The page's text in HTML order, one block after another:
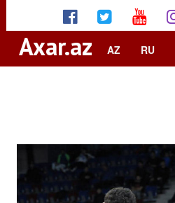
Axar.az AZ RU